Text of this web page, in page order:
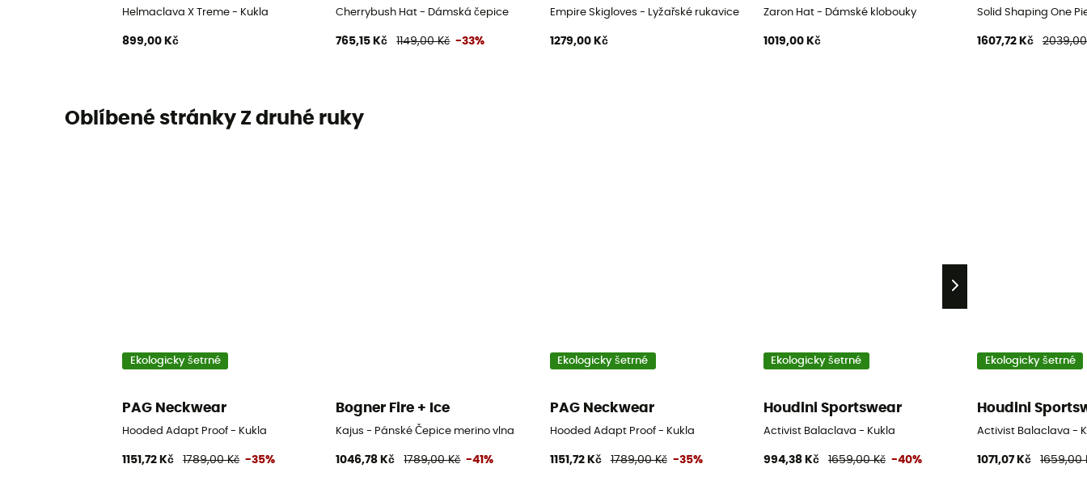
Helmaclava X Treme - Kukla
899,00 Kč
Cherrybush Hat - Dámská čepice
765,15 Kč 1149,00 Kč -33%
Empire Skigloves - Lyžařské rukavice
1279,00 Kč
Zaron Hat - Dámské klobouky
1019,00 Kč
Solid Shaping One
1607,72 Kč
Oblíbené stránky Z druhé ruky
Ekologicky šetrné
PAG Neckwear
Hooded Adapt Proof - Kukla
1151,72 Kč 1789,00 Kč -35%
Bogner Fire + Ice
Kajus - Pánské Čepice merino vlna
1046,78 Kč 1789,00 Kč -41%
Ekologicky šetrné
PAG Neckwear
Hooded Adapt Proof - Kukla
1151,72 Kč 1789,00 Kč -35%
Ekologicky šetrné
Houdini Sportswear
Activist Balaclava - Kukla
994,38 Kč 1659,00 Kč -40%
Ekologicky šetrné
Houdini
Activist Balaclava -
1071,07 Kč 1659,00